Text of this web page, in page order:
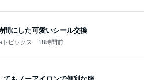
間にした可愛いシール交換
トピックス 18時間前
てもノーアイロンで便利な服